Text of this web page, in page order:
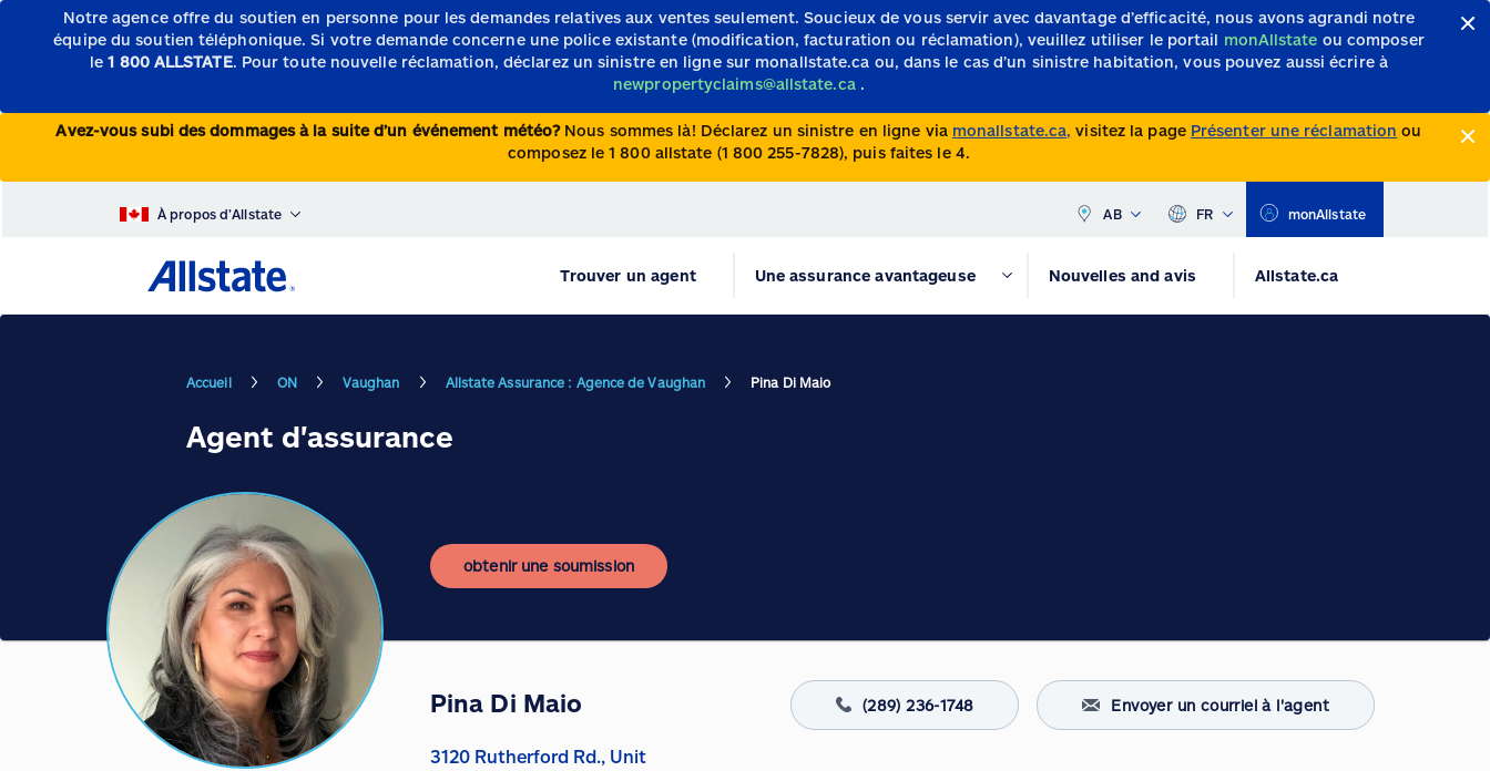
Notre agence offre du soutien en personne pour les demandes relatives aux ventes seulement.Soucieux de vous servir avec davantage d’efficacité, nous avons agrandi notre
équipe du soutien téléphonique.Si votre demande concerne une police existante (modification, facturation ou réclamation), veuillez utiliser le portail monAllstate ou composer
le1 800 ALLSTATE. Pour toute nouvelle réclamation, déclarez un sinistre en ligne sur monallstate.ca ou, dans le cas d’un sinistre habitation, vous pouvez aussi écrire à
newpropertyclaims@allstate.ca .
Avez-vous subi des dommages à la suite d’un événement météo? Nous sommes là! Déclarez un sinistre en ligne via monallstate.ca, visitez la page Présenter une réclamation ou
composez le 1 800 allstate (1 800 255-7828), puis faites le 4.
À propos d’Allstate AB FR monAllstate
Trouver un agent Une assurance avantageuse Nouvelles and avis Allstate.ca
Accueil ON Vaughan Allstate Assurance : Agence de Vaughan Pina Di Maio
Agent d'assurance
obtenir une soumission
Pina Di Maio (289) 236-1748 Envoyer un courriel à l'agent
3120 Rutherford Rd., Unit